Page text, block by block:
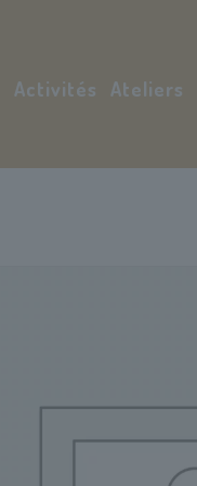
Activités Ateliers